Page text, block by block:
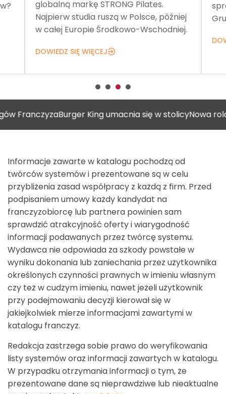
globalną markę STRONG Pilates.
Najpierw studia ruszą w Polsce, później
w całej Europie Środkowo-Wschodniej.
DOWIEDZ SIĘ WIĘCEJ
Burger King umacnia się w stolicyNowa rola
Informacje zawarte w katalogu pochodzą od
twórców systemów i prezentowane są w celu
przybliżenia zasad współpracy z każdą z firm. Przed
podpisaniem umowy każdy kandydat na
franczyzobiorcę lub partnera powinien sam
sprawdzić atrakcyjność oferty i wiarygodność
informacji podawanych przez twórcę systemu.
Wydawca nie odpowiada za szkody powstałe w
wyniku dokonania lub zaniechania przez użytkownika
określonych czynności prawnych w imieniu własnym
czy też w cudzym imieniu, nawet jeżeli użytkownik
przy podejmowaniu decyzji kierował się w
jakiejkolwiek mierze informacjami zawartymi w
katalogu franczyz.
Redakcja zastrzega sobie prawo do weryfikowania
listy systemów oraz informacji zawartych w katalogu.
W przypadku otrzymania informacji o tym, że
prezentowane dane są nieprawdziwe lub nieaktualne